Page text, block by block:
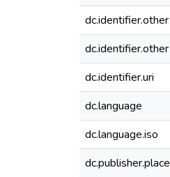
dc.identifier.other
dc.identifier.other
dc.identifier.uri
dc.language
dc.language.iso
dc.publisher.place